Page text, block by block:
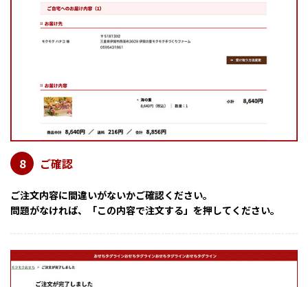
8 ご確認
ご注文内容に間違いがないかご確認ください。
問題がなければ、「この内容で注文する」を押してください。